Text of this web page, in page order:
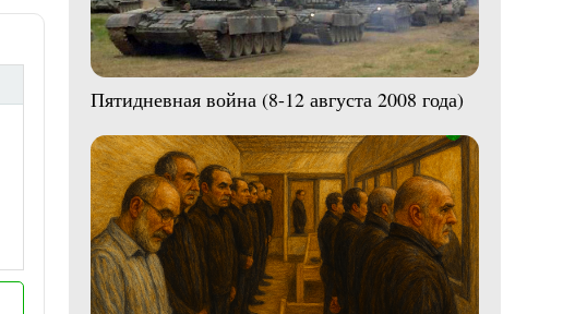
Пятидневная война (8-12 августа 2008 года)